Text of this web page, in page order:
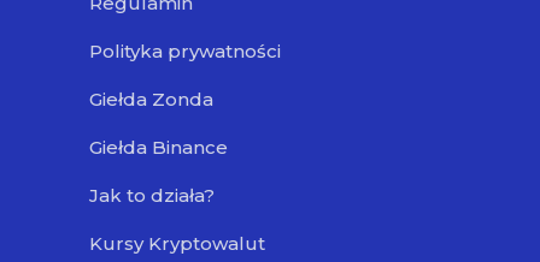
Polityka prywatności
Giełda Zonda
Giełda Binance
Jak to działa?
Kursy Kryptowalut